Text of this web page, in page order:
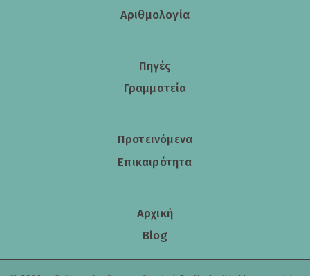
Αριθμολογία
Πηγές
Γραμματεία
Προτεινόμενα
Επικαιρότητα
Αρχική
Blog